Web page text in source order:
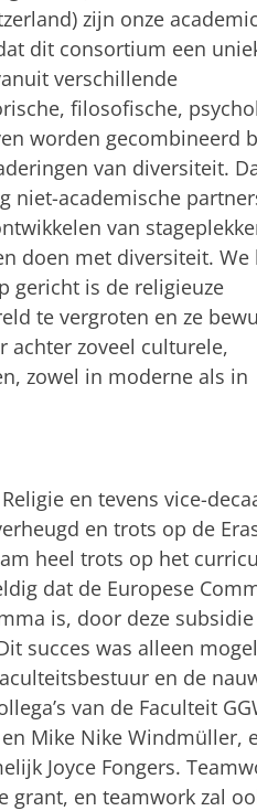
zijn onze academic
dit consortium een
verschillende
filosofische,
worden gecombineerd
van diversiteit.
niet-academische
van
doen met diversiteit. We
gericht is de religieuze
te vergroten en ze
achter zoveel culturele,
zowel in moderne als in
en tevens vice-
en trots op de
heel trots op het
dat de Europese
is, door deze
succes was alleen
en de
van de Faculteit
Mike Nike Windmüller,
Joyce Fongers.
grant, en teamwork zal